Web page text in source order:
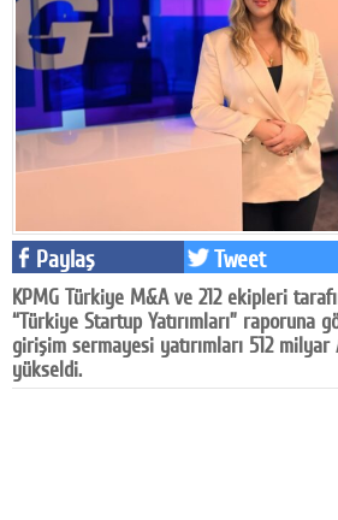
Teknoloji
Televizyon
Dünya
Facebook
Diziler
Karikatür
Youtube
Paylaş Tweet
KPMG Türkiye M&A ve 212 ekipleri
“Türkiye Startup Yatırımları” raporuna
girişim sermayesi yatırımları 512 milyar
yükseldi.